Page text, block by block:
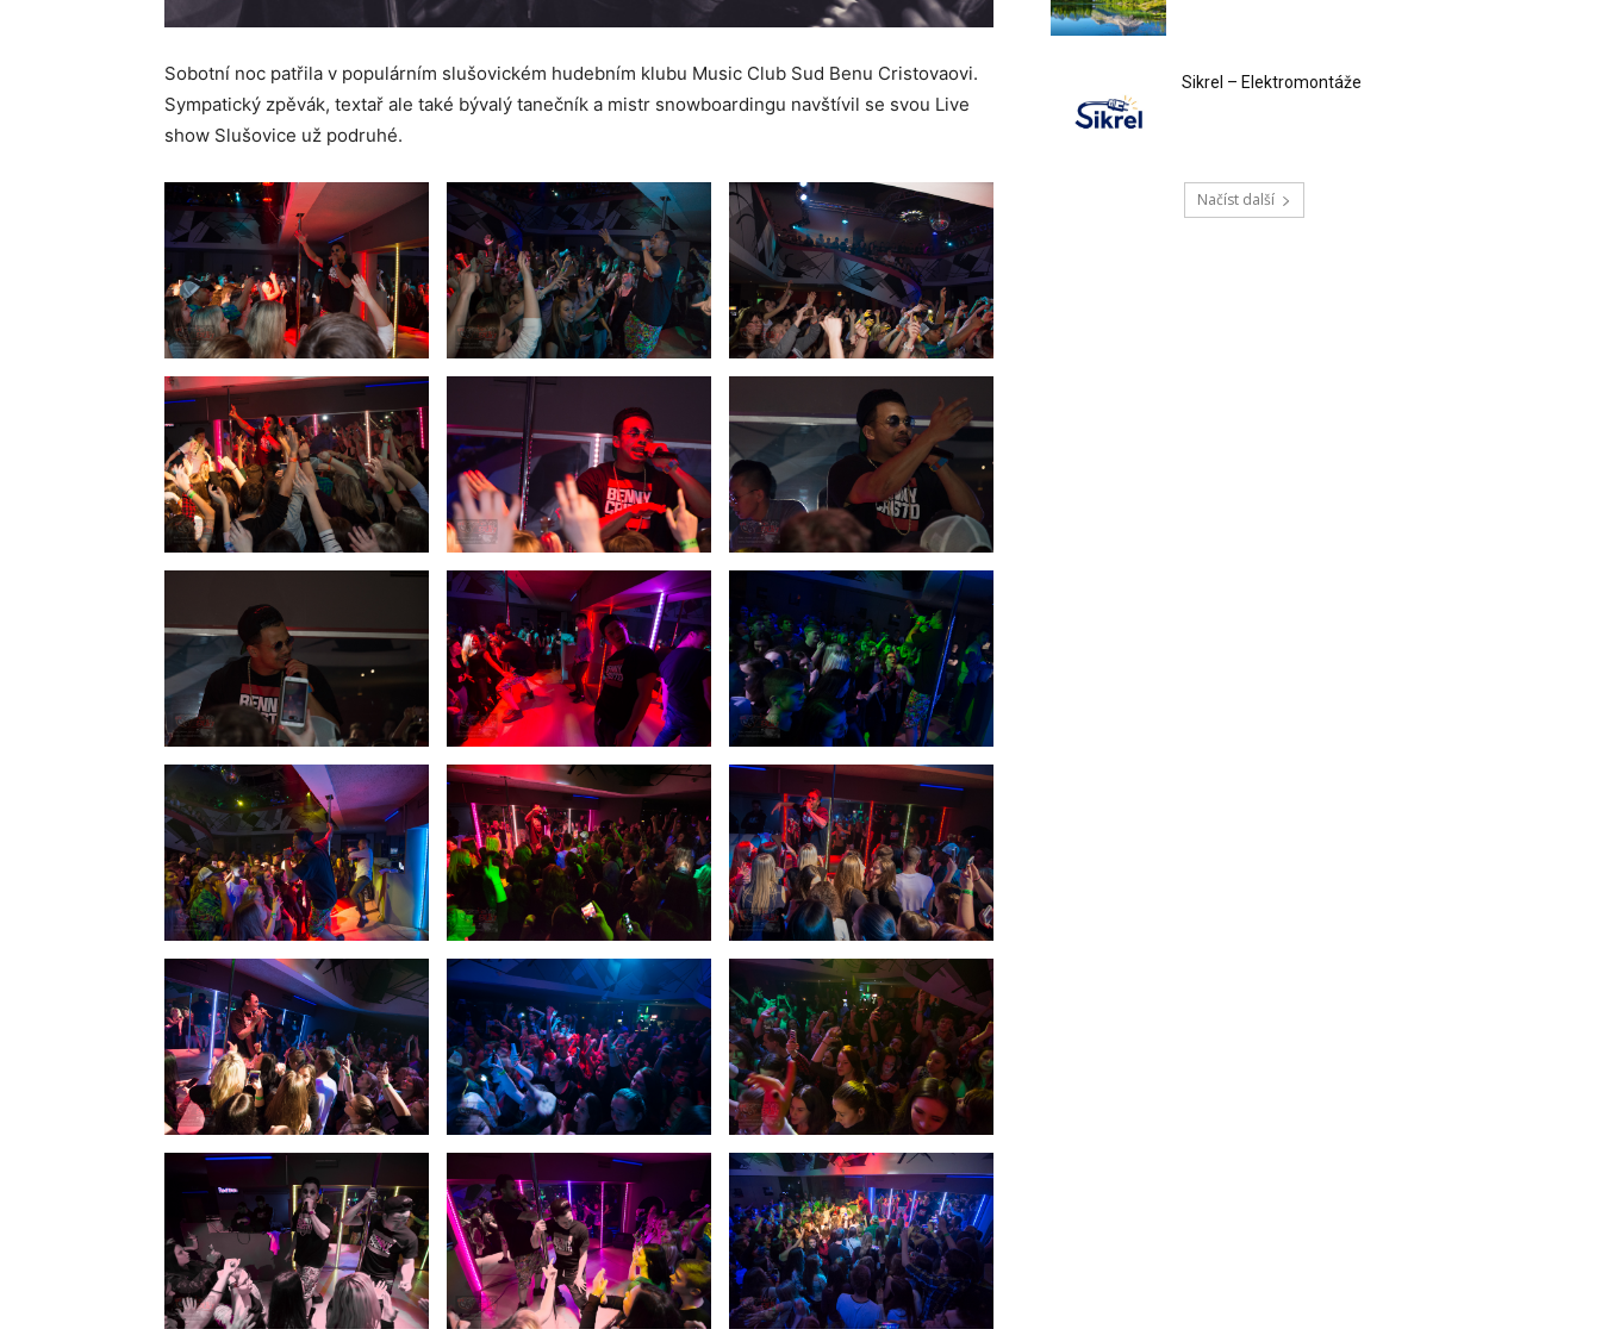
Sobotní noc patřila v populárním slušovickém hudebním klubu Music Club Sud Benu Cristovaovi.
Sympatický zpěvák, textař ale také bývalý tanečník a mistr snowboardingu navštívil se svou Live
show Slušovice už podruhé.
Sikrel – Elektromontáže
Načíst další